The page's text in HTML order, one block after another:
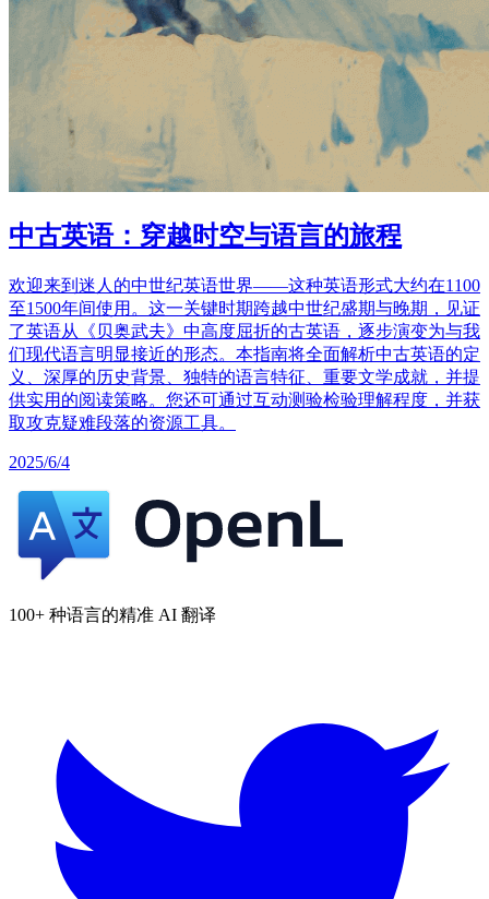
中古英语：穿越时空与语言的旅程
欢迎来到迷人的中世纪英语世界——这种英语形式大约在1100
至1500年间使用。这一关键时期跨越中世纪盛期与晚期，见证
了英语从《贝奥武夫》中高度屈折的古英语，逐步演变为与我
们现代语言明显接近的形态。本指南将全面解析中古英语的定
义、深厚的历史背景、独特的语言特征、重要文学成就，并提
供实用的阅读策略。您还可通过互动测验检验理解程度，并获
取攻克疑难段落的资源工具。
2025/6/4
100+ 种语言的精准 AI 翻译